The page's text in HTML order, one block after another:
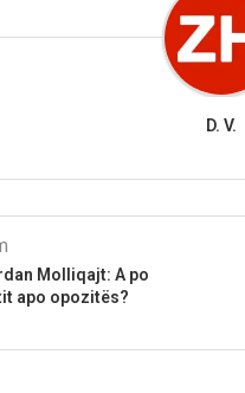
D. V.
Molliqajt: A po
apo opozitës?